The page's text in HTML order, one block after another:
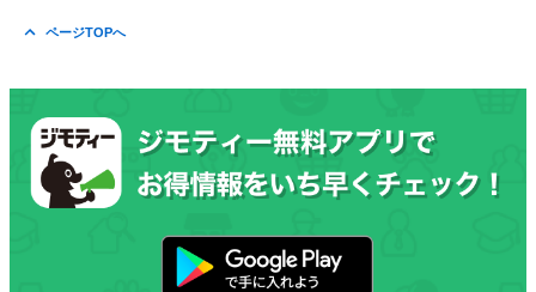
ページTOPへ